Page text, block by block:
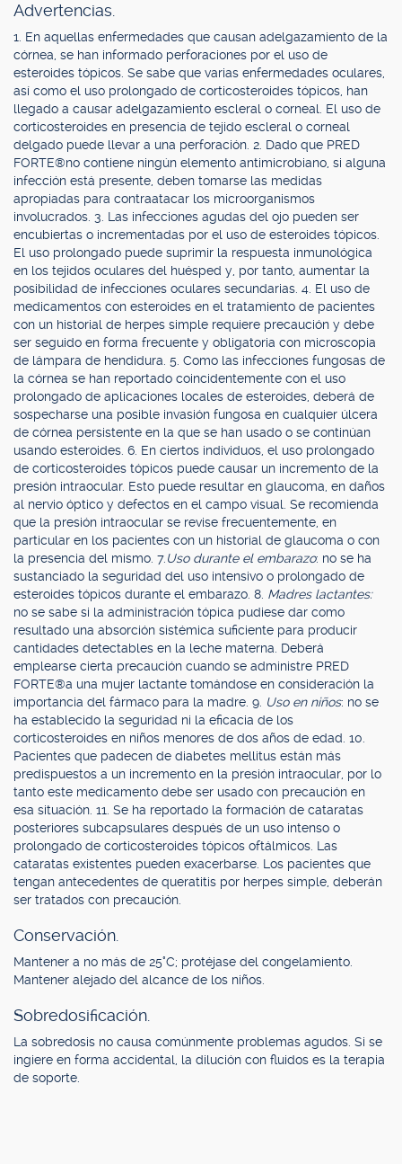
Advertencias.
1. En aquellas enfermedades que causan adelgazamiento de la
córnea, se han informado perforaciones por el uso de
esteroides tópicos. Se sabe que varias enfermedades oculares,
así como el uso prolongado de corticosteroides tópicos, han
llegado a causar adelgazamiento escleral o corneal. El uso de
corticosteroides en presencia de tejido escleral o corneal
delgado puede llevar a una perforación. 2. Dado que PRED
FORTE®no contiene ningún elemento antimicrobiano, si alguna
infección está presente, deben tomarse las medidas
apropiadas para contraatacar los microorganismos
involucrados. 3. Las infecciones agudas del ojo pueden ser
encubiertas o incrementadas por el uso de esteroides tópicos.
El uso prolongado puede suprimir la respuesta inmunológica
en los tejidos oculares del huésped y, por tanto, aumentar la
posibilidad de infecciones oculares secundarias. 4. El uso de
medicamentos con esteroides en el tratamiento de pacientes
con un historial de herpes simple requiere precaución y debe
ser seguido en forma frecuente y obligatoria con microscopia
de lámpara de hendidura. 5. Como las infecciones fungosas de
la córnea se han reportado coincidentemente con el uso
prolongado de aplicaciones locales de esteroides, deberá de
sospecharse una posible invasión fungosa en cualquier úlcera
de córnea persistente en la que se han usado o se continúan
usando esteroides. 6. En ciertos individuos, el uso prolongado
de corticosteroides tópicos puede causar un incremento de la
presión intraocular. Esto puede resultar en glaucoma, en daños
al nervio óptico y defectos en el campo visual. Se recomienda
que la presión intraocular se revise frecuentemente, en
particular en los pacientes con un historial de glaucoma o con
la presencia del mismo. 7. Uso durante el embarazo: no se ha
sustanciado la seguridad del uso intensivo o prolongado de
esteroides tópicos durante el embarazo. 8. Madres lactantes:
no se sabe si la administración tópica pudiese dar como
resultado una absorción sistémica suficiente para producir
cantidades detectables en la leche materna. Deberá
emplearse cierta precaución cuando se administre PRED
FORTE®a una mujer lactante tomándose en consideración la
importancia del fármaco para la madre. 9. Uso en niños: no se
ha establecido la seguridad ni la eficacia de los
corticosteroides en niños menores de dos años de edad. 10.
Pacientes que padecen de diabetes mellitus están más
predispuestos a un incremento en la presión intraocular, por lo
tanto este medicamento debe ser usado con precaución en
esa situación. 11. Se ha reportado la formación de cataratas
posteriores subcapsulares después de un uso intenso o
prolongado de corticosteroides tópicos oftálmicos. Las
cataratas existentes pueden exacerbarse. Los pacientes que
tengan antecedentes de queratitis por herpes simple, deberán
ser tratados con precaución.
Conservación.
Mantener a no más de 25°C; protéjase del congelamiento.
Mantener alejado del alcance de los niños.
Sobredosificación.
La sobredosis no causa comúnmente problemas agudos. Si se
ingiere en forma accidental, la dilución con fluidos es la terapia
de soporte.